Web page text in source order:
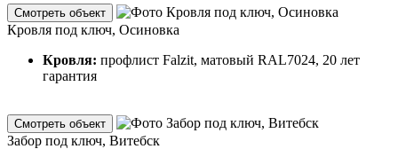
Смотреть объект
Кровля под ключ, Осиновка
Кровля: профлист Falzit, матовый RAL7024, 20 лет
гарантия
Смотреть объект
Забор под ключ, Витебск